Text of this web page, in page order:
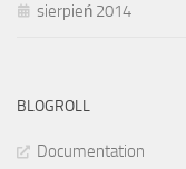
sierpień 2014
BLOGROLL
Documentation